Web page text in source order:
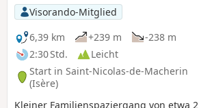
Visorando-Mitglied
6,39 km
+239 m
-238 m
2:30 Std.
Leicht
Start in Saint-Nicolas-de-Macherin
(Isère)
Kleiner Familienspaziergang von etwa 2